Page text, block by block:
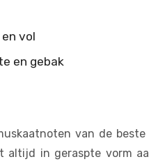
vol
en gebak
van de beste
altijd in geraspte vorm